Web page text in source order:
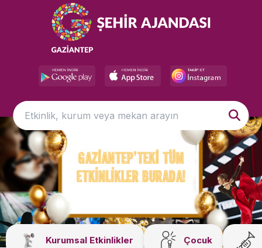
Kurumsal Etkinlikler Çocuk